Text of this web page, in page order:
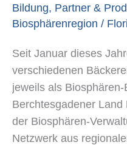
Bildung, Partner &
Biosphärenregion /
Seit Januar dieses
verschiedenen
jeweils als
Berchtesgadener
der Biosphären-
Netzwerk aus
Ausgangspunkt
für
Kooperation
von
Berufsschulen
und
Bäckereien